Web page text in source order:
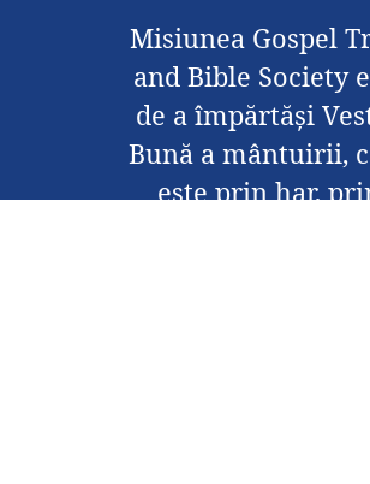
Misiunea Gospel
and Bible Society
de a împărtăși
Bună a mântuirii,
este prin har,